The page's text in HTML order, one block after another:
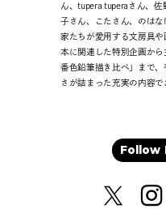
ん、tupera tuperaさん、
子さん、こたさん、のは
家たちが愛用する文房具
本に関連した特別企画から
番色鉛筆描き比べ」まで、
さが詰まった充実の内容で
Follow